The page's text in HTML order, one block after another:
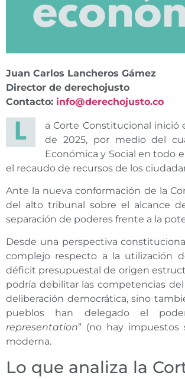
Juan Carlos Lancheros Gámez
Director de derechojusto
Contacto: info@derechojusto.co
a Corte Constitucional
de 2025, por medio del
Económica y Social en todo
el recaudo de recursos de los
Ante la nueva conformación de la
del alto tribunal sobre el alcance
separación de poderes frente a la
Desde una perspectiva
complejo respecto a la utilización
déficit presupuestal de origen
podría debilitar las competencias
deliberación democrática, sino
pueblos han delegado el
representation” (no hay impuestos
moderna.
Lo que analiza la